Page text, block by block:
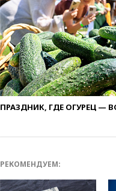
ПРАЗДНИК, ГДЕ ОГУРЕЦ —
РЕКОМЕНДУЕМ: